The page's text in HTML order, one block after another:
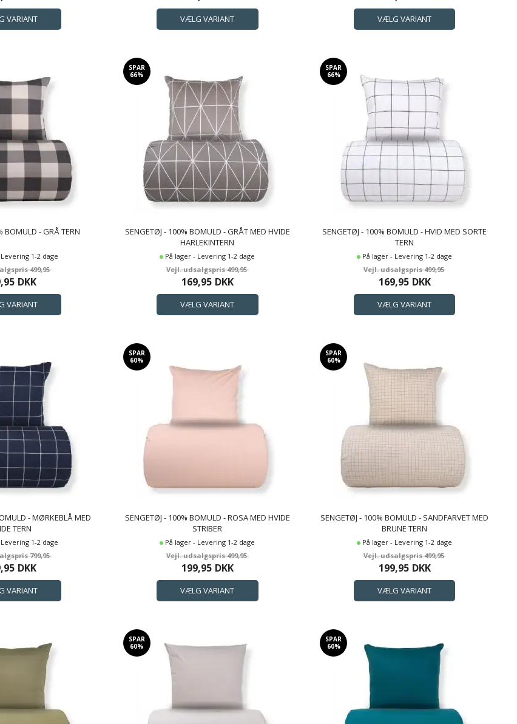
BOMULD - GRÅ TERN
1-2 dage
499,95
DKK
SPAR
66%
SENGETØJ - 100% BOMULD - GRÅT MED HVIDE
HARLEKINTERN
På lager - Levering 1-2 dage
499,95
169,95 DKK
SPAR
66%
SENGETØJ - 100% BOMULD - HVID MED SORTE
TERN
På lager - Levering 1-2 dage
499,95
169,95 DKK
- MØRKEBLÅ MED
TERN
1-2 dage
799,95
DKK
SPAR
60%
SENGETØJ - 100% BOMULD - ROSA MED HVIDE
STRIBER
På lager - Levering 1-2 dage
499,95
199,95 DKK
SPAR
60%
SENGETØJ - 100% BOMULD - SANDFARVET MED
BRUNE TERN
På lager - Levering 1-2 dage
499,95
199,95 DKK
SPAR
60%
SPAR
60%